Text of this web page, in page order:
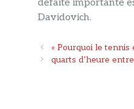
défaite importante
Davidovich.
Navigation
des
« Pourquoi le tennis
quarts d’heure